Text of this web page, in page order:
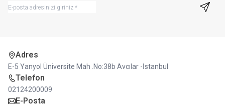
Kayıt
Adres
E-5 Yanyol Üniversite Mah .No:38b Avcılar -İstanbul
Telefon
02124200009
E-Posta